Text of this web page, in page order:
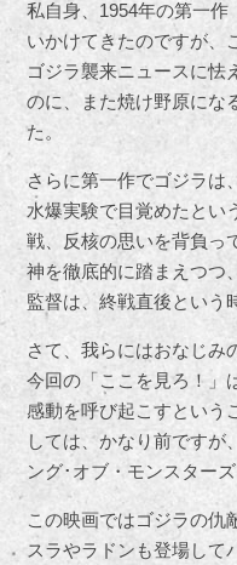
私自身、1954年の第一作
いかけてきたのですが、
ゴジラ襲来ニュースに怯
のに、また焼け野原にな
た。
さらに第一作でゴジラは
水爆実験で目覚めたとい
戦、反核の思いを背負っ
神を徹底的に踏まえつつ
監督は、終戦直後という
さて、我らにはおなじみ
今回の「ここを見ろ！」
感動を呼び起こすという
しては、かなり前ですが
ング･オブ・モンスター
この映画ではゴジラの仇
スラやラドンも登場して